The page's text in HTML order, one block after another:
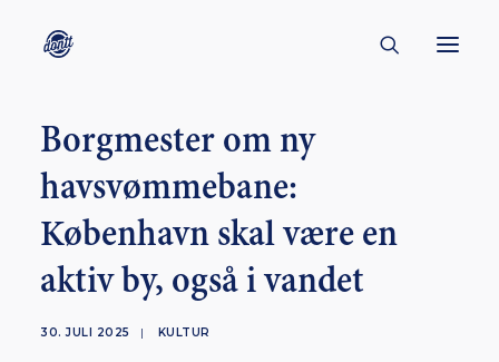
CONTACT
ABOUT
ENGLISH
CREATORS
Borgmester om ny
havsvømmebane:
København skal være en
aktiv by, også i vandet
30. JULI 2025 | KULTUR